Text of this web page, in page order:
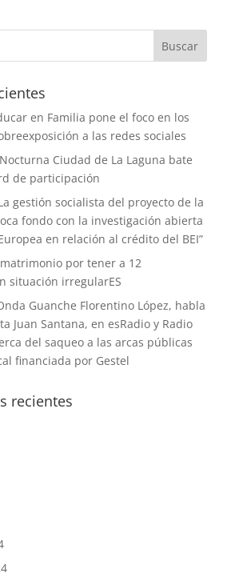
en Familia pone el foco en los
a las redes sociales
Ciudad de La Laguna bate
de participación
gestión socialista del proyecto de la
fondo con la investigación abierta
en relación al crédito del BEI”
por tener a 12
situación irregularES
Guanche Florentino López, habla
Juan Santana, en esRadio y Radio
del saqueo a las arcas públicas
financiada por Gestel
recientes